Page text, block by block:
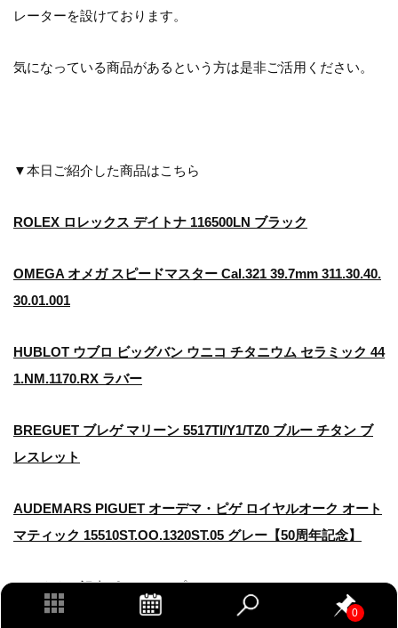
0
レーターを設けております。
気になっている商品があるという方は是非ご活用ください。
▼本日ご紹介した商品はこちら
ROLEX ロレックス デイトナ 116500LN ブラック
OMEGA オメガ スピードマスター Cal.321 39.7mm 311.30.40.
30.01.001
HUBLOT ウブロ ビッグバン ウニコ チタニウム セラミック 44
1.NM.1170.RX ラバー
BREGUET ブレゲ マリーン 5517TI/Y1/TZ0 ブルー チタン ブ
レスレット
AUDEMARS PIGUET オーデマ・ピゲ ロイヤルオーク オート
マティック 15510ST.OO.1320ST.05 グレー【50周年記念】
▼おすすめ記事ピックアップ
Watches and Wonders Geneva 2025 開催決定！過去最多ブラ